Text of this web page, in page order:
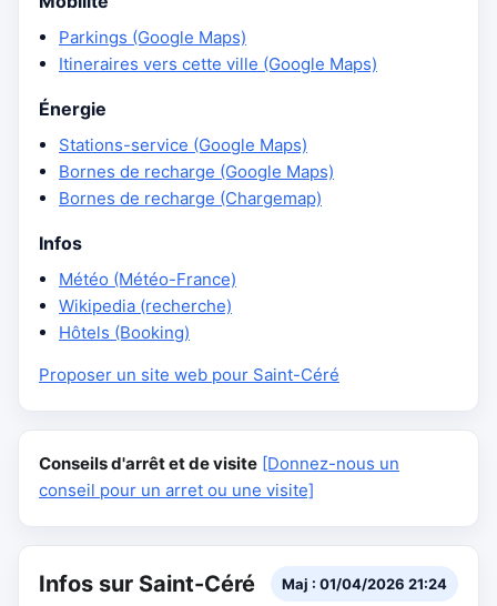
Parkings (Google Maps)
Itineraires vers cette ville (Google Maps)
Énergie
Stations-service (Google Maps)
Bornes de recharge (Google Maps)
Bornes de recharge (Chargemap)
Infos
Météo (Météo-France)
Wikipedia (recherche)
Hôtels (Booking)
Proposer un site web pour Saint-Céré
Conseils d'arrêt et de visite [Donnez-nous un
conseil pour un arret ou une visite]
Infos sur Saint-Céré Maj : 01/04/2026 21:24